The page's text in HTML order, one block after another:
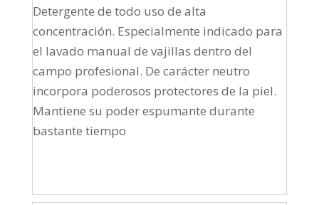
Detergente de todo uso de alta
concentración. Especialmente indicado para
el lavado manual de vajillas dentro del
campo profesional. De carácter neutro
incorpora poderosos protectores de la piel.
Mantiene su poder espumante durante
bastante tiempo